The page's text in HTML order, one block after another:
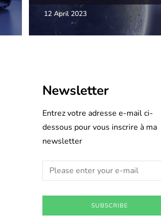
12 April 2023
Newsletter
Entrez votre adresse e-mail ci-
dessous pour vous inscrire à ma
newsletter
SUBSCRIBE